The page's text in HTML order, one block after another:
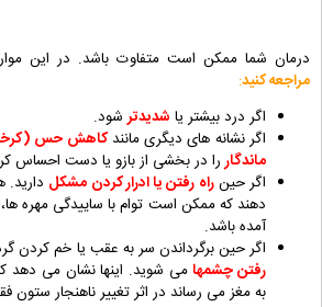
درمان شما ممکن است متفاوت باشد. در این
مراجعه کنید:
اگر درد بیشتر یا شدیدترشود.
اگر نشانه های دیگری مانندکاهش حس
ماندگاررا در بخشی از بازو یا دست احساس
اگر حینراه رفتن یا ادرار کردن مشکل
دهند که ممکن است توام با ساییدگی مهره
آمده باشد.
اگر حین برگرداندن سر به عقب یا خم کردن
رفتن چشمهامی شوید. اینها نشان می دهد
به مغز می رساند در اثر تغییر ناهنجار